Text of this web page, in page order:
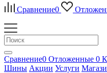
Сравнение0
Сравнение0 Отложенные 0
Шины Акции Услуги